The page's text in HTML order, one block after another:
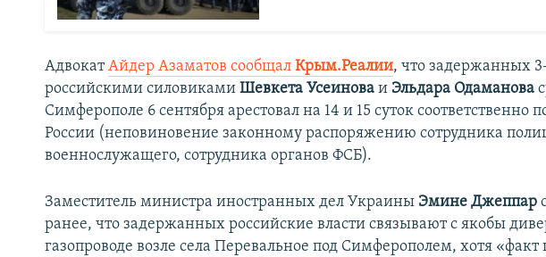
АдвокатАйдер Азаматов сообщалКрым.Реалии, что задержанных
российскими силовикамиШевкета Усеинова и Эльдара Одаманова
Симферополе 6 сентября арестовал на 14 и 15 суток соответственно
России (неповиновение законному распоряжению сотрудника
военнослужащего, сотрудника органов ФСБ).
Заместитель министра иностранных дел Украины Эмине Джеппар
ранее, что задержанных российские власти связывают с якобы
газопроводе возле села Перевальное под Симферополем, хотя